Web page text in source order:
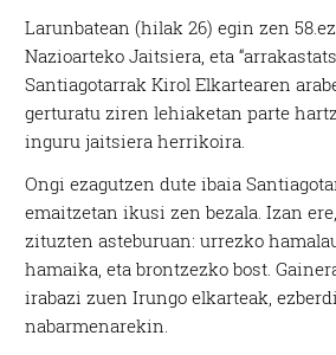
Larunbatean (hilak 26) egin zen
Nazioarteko Jaitsiera, eta
Santiagotarrak Kirol Elkartearen
gerturatu ziren lehiaketan parte
inguru jaitsiera herrikoira.
Ongi ezagutzen dute ibaia
emaitzetan ikusi zen bezala. Izan
zituzten asteburuan: urrezko
hamaika, eta brontzezko bost.
irabazi zuen Irungo elkarteak,
nabarmenarekin.